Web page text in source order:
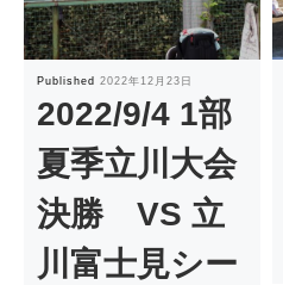
Published 2022年12月23日
2022/9/4 1部
夏季立川大会
決勝 VS 立
川富士見シー